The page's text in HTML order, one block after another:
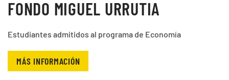
FONDO MIGUEL URRUTIA
Estudiantes admitidos al programa de Economía
MÁS INFORMACIÓN